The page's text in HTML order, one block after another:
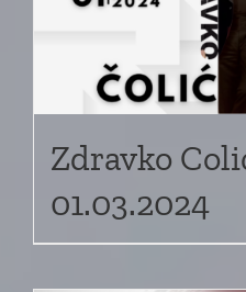
Zdravko
01.03.2024